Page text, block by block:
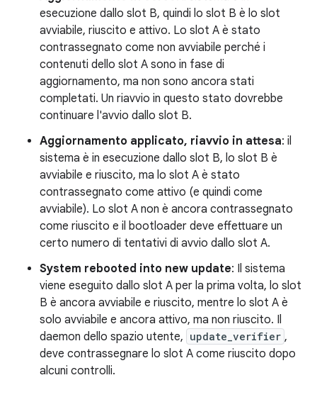
esecuzione dallo slot B, quindi lo slot B è lo slot
avviabile, riuscito e attivo. Lo slot A è stato
contrassegnato come non avviabile perché i
contenuti dello slot A sono in fase di
aggiornamento, ma non sono ancora stati
completati. Un riavvio in questo stato dovrebbe
continuare l'avvio dallo slot B.
Aggiornamento applicato, riavvio in attesa: il
sistema è in esecuzione dallo slot B, lo slot B è
avviabile e riuscito, ma lo slot A è stato
contrassegnato come attivo (e quindi come
avviabile). Lo slot A non è ancora contrassegnato
come riuscito e il bootloader deve effettuare un
certo numero di tentativi di avvio dallo slot A.
System rebooted into new update: Il sistema
viene eseguito dallo slot A per la prima volta, lo slot
B è ancora avviabile e riuscito, mentre lo slot A è
solo avviabile e ancora attivo, ma non riuscito. Il
daemon dello spazio utente, update_verifier ,
deve contrassegnare lo slot A come riuscito dopo
alcuni controlli.